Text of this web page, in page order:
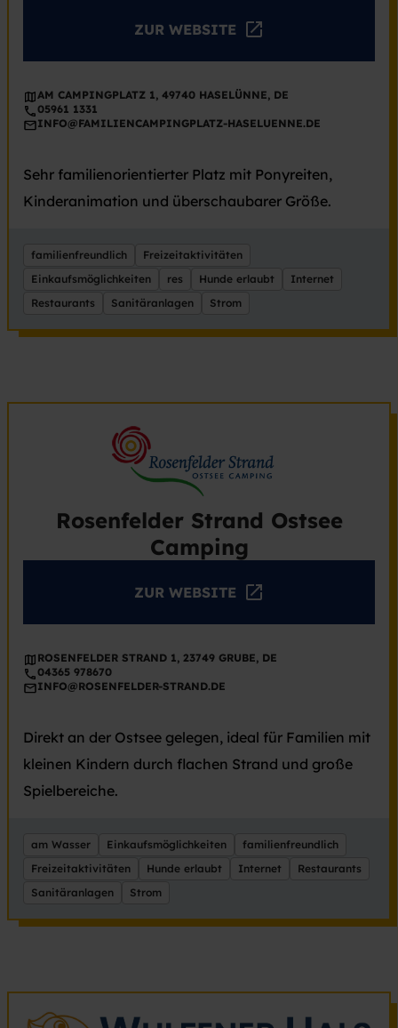
ZUR WEBSITE
AM CAMPINGPLATZ 1, 49740 HASELÜNNE, DE
05961 1331
INFO@FAMILIENCAMPINGPLATZ-HASELUENNE.DE
Sehr familienorientierter Platz mit Ponyreiten,
Kinderanimation und überschaubarer Größe.
familienfreundlich
Freizeitaktivitäten
Einkaufsmöglichkeiten
res Hunde erlaubt
Internet
Restaurants
Sanitäranlagen Strom
Rosenfelder Strand Ostsee
Camping
ZUR WEBSITE
ROSENFELDER STRAND 1, 23749 GRUBE, DE
04365 978670
INFO@ROSENFELDER-STRAND.DE
Direkt an der Ostsee gelegen, ideal für Familien mit
kleinen Kindern durch flachen Strand und große
Spielbereiche.
am Wasser Einkaufsmöglichkeiten
familienfreundlich
Freizeitaktivitäten
Hunde erlaubt Internet
Restaurants
Sanitäranlagen
Strom